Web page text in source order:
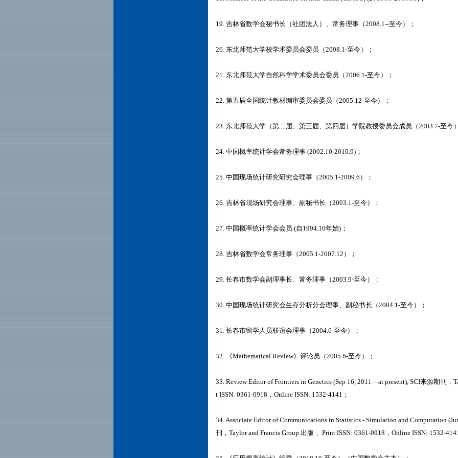
19. 吉林省数学会秘书长（社团法人）、常务理事（2008.1--至今）；
20. 东北师范大学校学术委员会委员（2008.1-至今）；
21. 东北师范大学自然科学学术委员会委员（2006.1-至今）；
22. 第五届全国统计教材编审委员会委员（2005.12-至今）；
23. 东北师范大学（第二届、第三届、第四届）学院教授委员会成员（2003.7-至今
24. 中国概率统计学会常务理事 (2002.10-2010.9)；
25. 中国现场统计研究研究会理事（2005.1-2009.6）；
26. 吉林省现场研究会理事、副秘书长（2003.1-至今）；
27. 中国概率统计学会会员 (自1994.10年始)；
28. 吉林省数学会常务理事（2005.1-2007.12）；
29. 长春市数学会副理事长、常务理事（2003.9-至今）；
30. 中国现场统计研究会生存分析分会理事、副秘书长（2004.1-至今）；
31. 长春市留学人员联谊会理事（2004.6-至今）；
32. 《Mathematical Review》评论员（2005.8-至今）；
33. Review Editor of Frontiers in Genetics (Sep 16, 2011—at present), SCI来源期刊，
t ISSN: 0361-0918，Online ISSN: 1532-4141；
34. Associate Editor of Communications in Statistics - Simulation and Computation
刊，Taylor and Francis Group 出版， Print ISSN: 0361-0918，Online ISSN: 1532-